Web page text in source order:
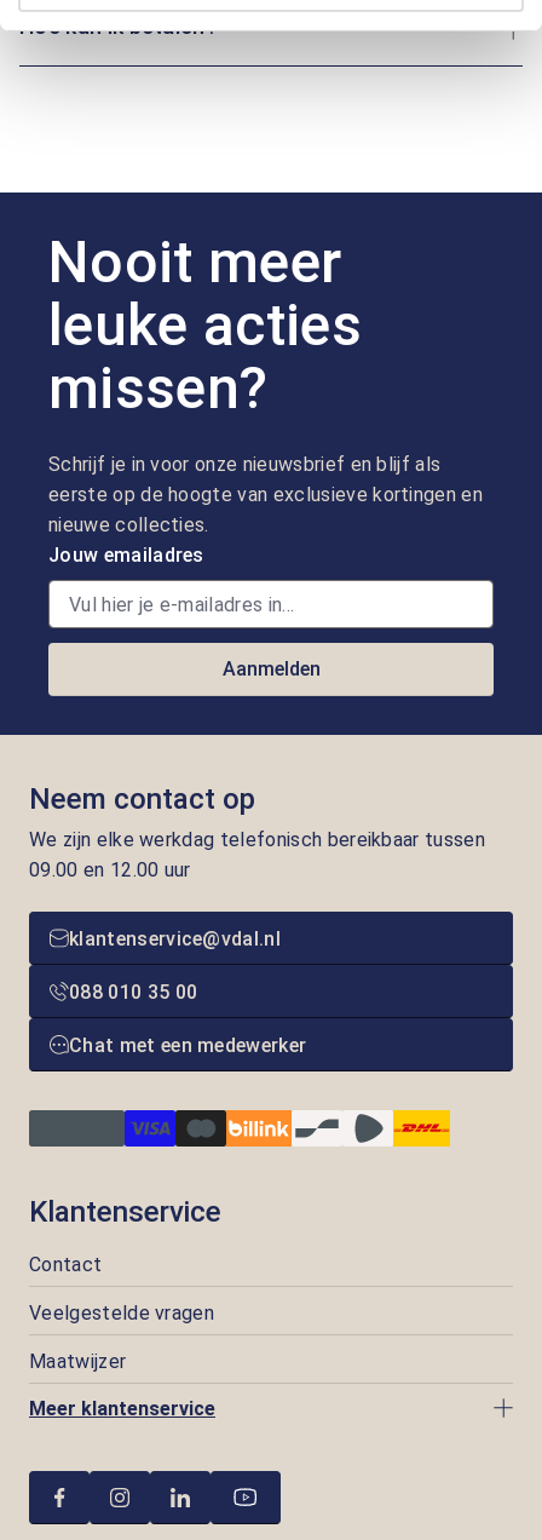
Hoe kan ik betalen?
Nooit meer
leuke acties
missen?
Schrijf je in voor onze nieuwsbrief en blijf als
eerste op de hoogte van exclusieve kortingen en
nieuwe collecties.
Jouw emailadres
Aanmelden
Neem contact op
We zijn elke werkdag telefonisch bereikbaar tussen
09.00 en 12.00 uur
klantenservice@vdal.nl
088 010 35 00
Chat met een medewerker
Klantenservice
Contact
Veelgestelde vragen
Maatwijzer
Meer klantenservice